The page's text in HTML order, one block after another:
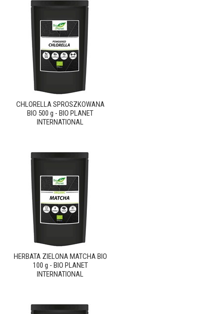
CHLORELLA SPROSZKOWANA
BIO 500 g - BIO PLANET
INTERNATIONAL
HERBATA ZIELONA MATCHA BIO
100 g - BIO PLANET
INTERNATIONAL